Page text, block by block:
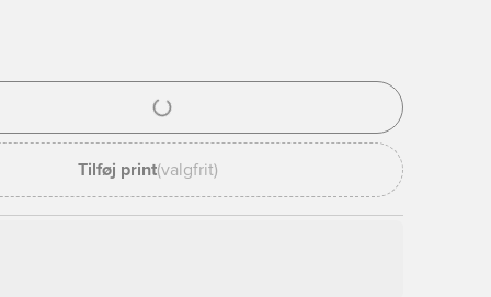
til at logge ind eller tilmelde dig som medlem
Tilføj print(valgfrit)